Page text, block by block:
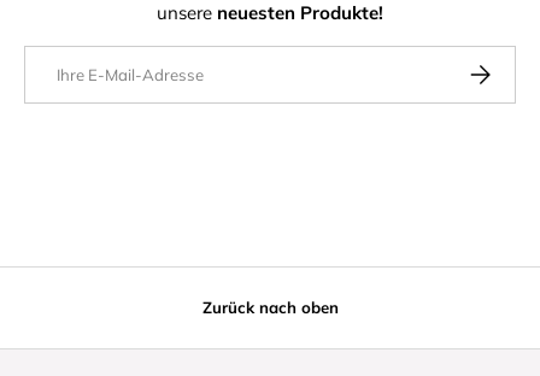
unsere neuesten Produkte!
Zurück nach oben